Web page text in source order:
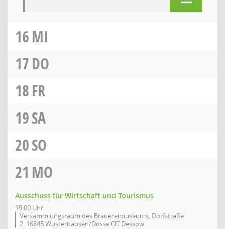
16MI
17DO
18FR
19SA
20SO
21 MO
Ausschuss für Wirtschaft und Tourismus
19:00 Uhr
Versammlungsraum des Brauereimuseums, Dorfstraße
2, 16845 Wusterhausen/Dosse OT Dessow